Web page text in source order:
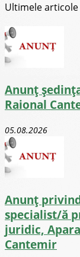
Ultimele articole
Anunț
Raional
05.08.2026
Anunț
specialist/ă
juridic,
Cantemir